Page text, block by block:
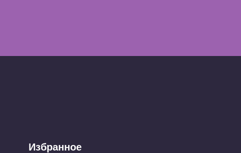
Избранное